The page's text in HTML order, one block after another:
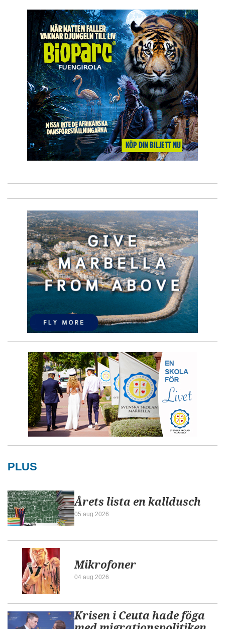
PLUS
Årets lista en kalldusch
05 aug 2026
Mikrofoner
04 aug 2026
Krisen i Ceuta hade föga